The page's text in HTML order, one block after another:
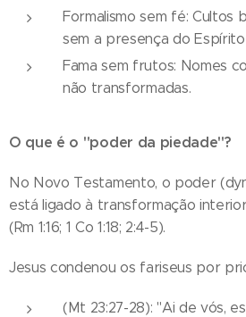
Formalismo sem fé: Cultos
sem a presença do
Fama sem frutos: Nomes
não transformadas.
O que é o "poder da piedade"?
No Novo Testamento, o poder
está ligado à transformação
(Rm 1:16; 1 Co 1:18; 2:4-5).
Jesus condenou os fariseus por
(Mt 23:27-28): "Ai de vós,